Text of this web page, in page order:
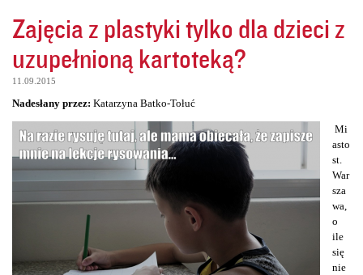
Zajęcia z plastyki tylko dla dzieci z
uzupełnioną kartoteką?
11.09.2015
Nadesłany przez: Katarzyna Batko-Tołuć
Mi
asto
st.
War
sza
wa,
o
ile
się
nie